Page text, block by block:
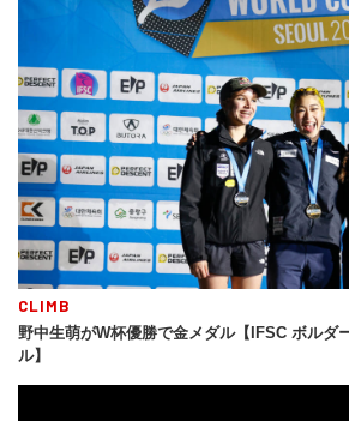
CLIMB
野中生萌がW杯優勝で金メダル【IFSC ボルダ
ル】